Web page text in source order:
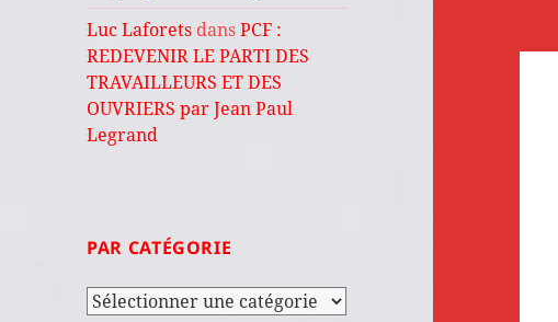
Luc Laforets dansPCF :
REDEVENIR LE PARTI DES
TRAVAILLEURS ET DES
OUVRIERS par Jean Paul
Legrand
PAR CATÉGORIE
Par